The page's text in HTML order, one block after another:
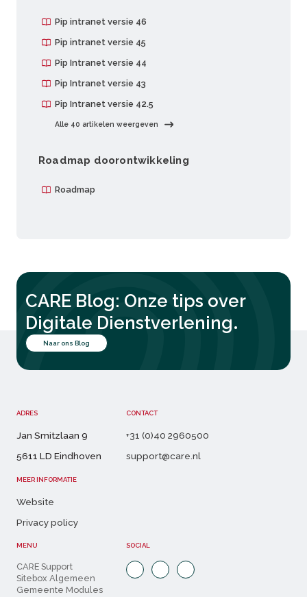
Pip intranet versie 46
Pip intranet versie 45
Pip Intranet versie 44
Pip Intranet versie 43
Pip Intranet versie 42.5
Alle 40 artikelen weergeven
Roadmap doorontwikkeling
Roadmap
CARE Blog: Onze tips over
Digitale Dienstverlening.
Naar ons Blog
ADRES
Jan Smitzlaan 9
5611 LD Eindhoven
CONTACT
+31 (0)40 2960500
support@care.nl
MEER INFORMATIE
Website
Privacy policy
MENU
CARE Support
Sitebox Algemeen
Gemeente Modules
SOCIAL